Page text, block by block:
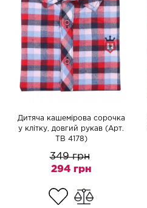
Дитяча кашемірова сорочка
у клітку, довгий рукав (Арт.
TB 4178)
349 грн
294 грн